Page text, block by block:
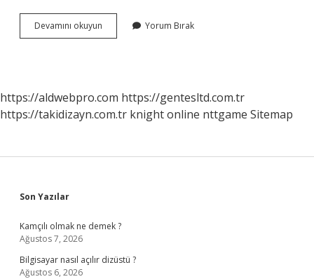
Devamını okuyun Evrende
Karanlık
Yorum Bırak
https://aldwebpro.com https://gentesltd.com.tr
https://takidizayn.com.tr knight online nttgame Sitemap
Sidebar
Son Yazılar
Kamçılı olmak ne demek ?
Ağustos 7, 2026
Bilgisayar nasıl açılır dizüstü ?
Ağustos 6, 2026